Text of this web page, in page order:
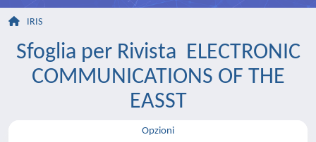
IRIS
Sfoglia per Rivista ELECTRONIC
COMMUNICATIONS OF THE
EASST
Opzioni